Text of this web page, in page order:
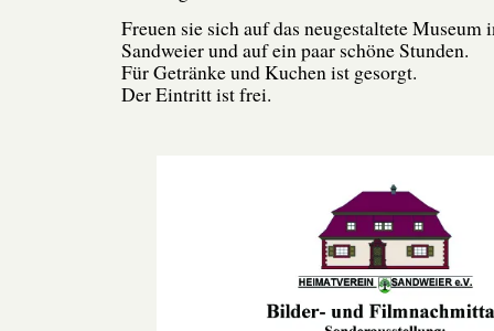
Freuen sie sich auf das neugestaltete Museum
Sandweier und auf ein paar schöne Stunden.
Für Getränke und Kuchen ist gesorgt.
Der Eintritt ist frei.